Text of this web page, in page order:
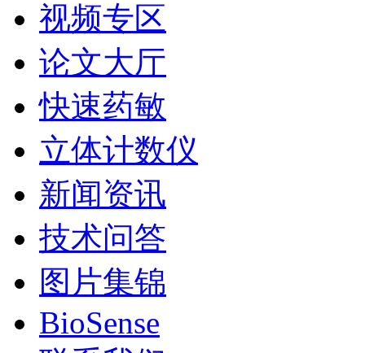
视频专区
论文大厅
快速药敏
立体计数仪
新闻资讯
技术问答
图片集锦
BioSense